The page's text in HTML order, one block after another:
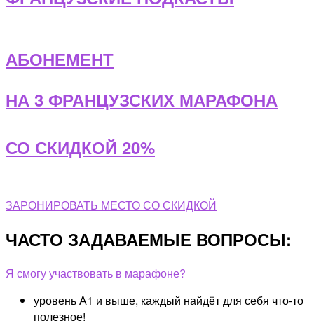
АБОНЕМЕНТ
НА 3 ФРАНЦУЗСКИХ МАРАФОНА
СО СКИДКОЙ 20%
ЗАРОНИРОВАТЬ МЕСТО СО СКИДКОЙ
ЧАСТО ЗАДАВАЕМЫЕ ВОПРОСЫ:
Я смогу участвовать в марафоне?
уровень А1 и выше, каждый найдёт для себя что-то
полезное!